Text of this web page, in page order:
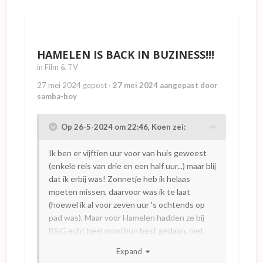
hoogtevrees) op grote hoogte, om een
kandidaat met hoogtevrees (!) ervan af te
programma ´Now or Never´ was zo gek nog
niet en had een therapeutische werking
Ka de slang
stond ooit de eerste kandidaat op de lijst met
een angst voor ´slangen´. De natuurlijke angst
of afkeer voor slangen is niet vreemd en bij de
mens door de natuur ingegeven. En vooral bij
Hollanders, die er niet zo aan gewend zijn. Dus
ik had ook zoiets. Tijdens de repetitie van het
programma overdag (de opname was pas in de
rubberen slang. Maar de dierenverzorger was
HAMELEN IS BACK IN BUZINESS!!!
in Film & TV
27 mei 2024 gepost · 27 mei 2024 aangepast door
samba-boy
Op 26-5-2024 om 22:46, Koen zei:
Ik ben er vijftien uur voor van huis geweest
(enkele reis van drie en een half uur...) maar blij
dat ik erbij was! Zonnetje heb ik helaas
moeten missen, daarvoor was ik te laat
(hoewel ik al voor zeven uur 's ochtends op
pad was). Maar voor Hamelen hadden ze bij
B&G echt heel mooi hun best gedaan, met
hoorde repeteren) en Harrie en Loeki en
Expand